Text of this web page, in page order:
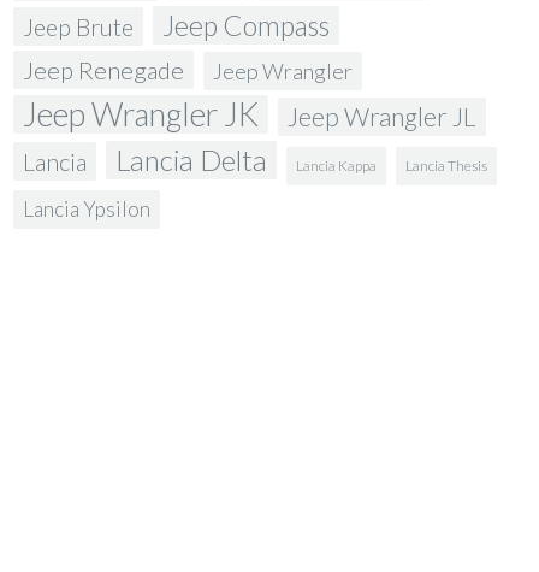
Jeep Brute Jeep Compass
Jeep Renegade Jeep Wrangler
Jeep Wrangler JK Jeep Wrangler JL
Lancia Lancia Delta Lancia Kappa Lancia Thesis
Lancia Ypsilon